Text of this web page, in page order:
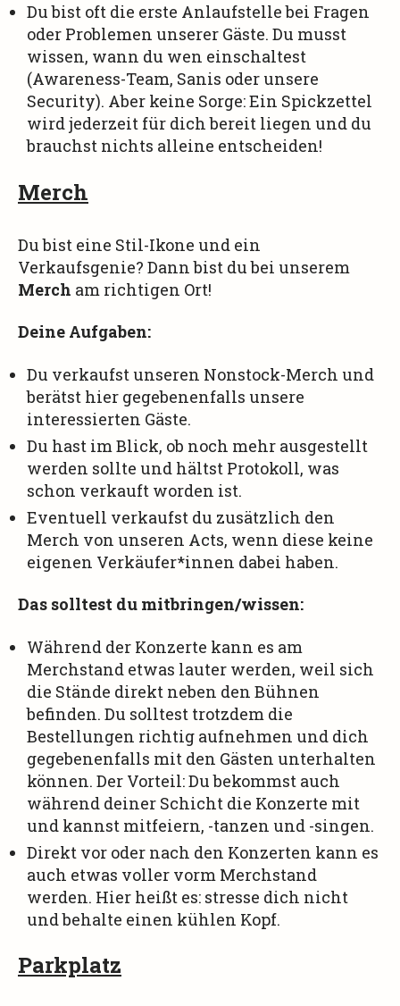
Du bist oft die erste Anlaufstelle bei Fragen
oder Problemen unserer Gäste. Du musst
wissen, wann du wen einschaltest
(Awareness-Team, Sanis oder unsere
Security). Aber keine Sorge: Ein Spickzettel
wird jederzeit für dich bereit liegen und du
brauchst nichts alleine entscheiden!
Merch
Du bist eine Stil-Ikone und ein
Verkaufsgenie? Dann bist du bei unserem
Merch am richtigen Ort!
Deine Aufgaben:
Du verkaufst unseren Nonstock-Merch und
berätst hier gegebenenfalls unsere
interessierten Gäste.
Du hast im Blick, ob noch mehr ausgestellt
werden sollte und hältst Protokoll, was
schon verkauft worden ist.
Eventuell verkaufst du zusätzlich den
Merch von unseren Acts, wenn diese keine
eigenen Verkäufer*innen dabei haben.
Das solltest du mitbringen/wissen:
Während der Konzerte kann es am
Merchstand etwas lauter werden, weil sich
die Stände direkt neben den Bühnen
befinden. Du solltest trotzdem die
Bestellungen richtig aufnehmen und dich
gegebenenfalls mit den Gästen unterhalten
können. Der Vorteil: Du bekommst auch
während deiner Schicht die Konzerte mit
und kannst mitfeiern, -tanzen und -singen.
Direkt vor oder nach den Konzerten kann es
auch etwas voller vorm Merchstand
werden. Hier heißt es: stresse dich nicht
und behalte einen kühlen Kopf.
Parkplatz